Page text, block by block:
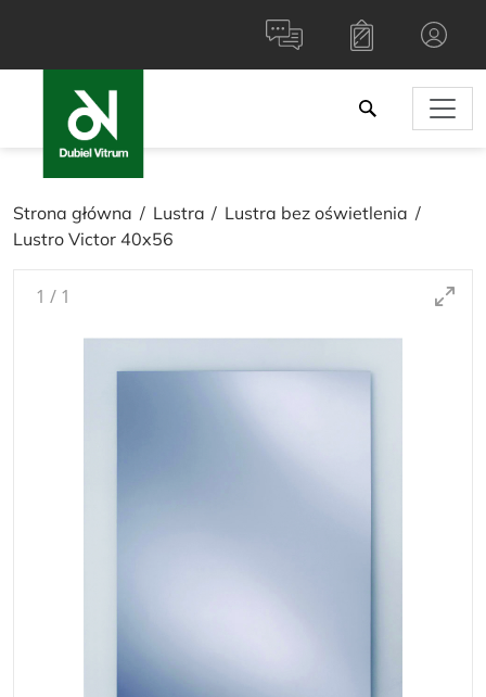
Strona główna Lustra
Lustra bez oświetlenia
Lustro Victor 40x56
1 / 1